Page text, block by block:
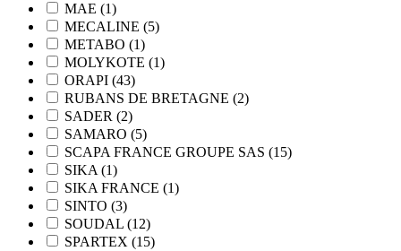
MAE (1)
MECALINE (5)
METABO (1)
MOLYKOTE (1)
ORAPI (43)
RUBANS DE BRETAGNE (2)
SADER (2)
SAMARO (5)
SCAPA FRANCE GROUPE SAS (15)
SIKA (1)
SIKA FRANCE (1)
SINTO (3)
SOUDAL (12)
SPARTEX (15)